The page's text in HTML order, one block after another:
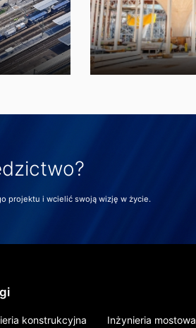
projektu i wcielić swoją wizję w życie.
konstrukcyjna Inżynieria mostowa